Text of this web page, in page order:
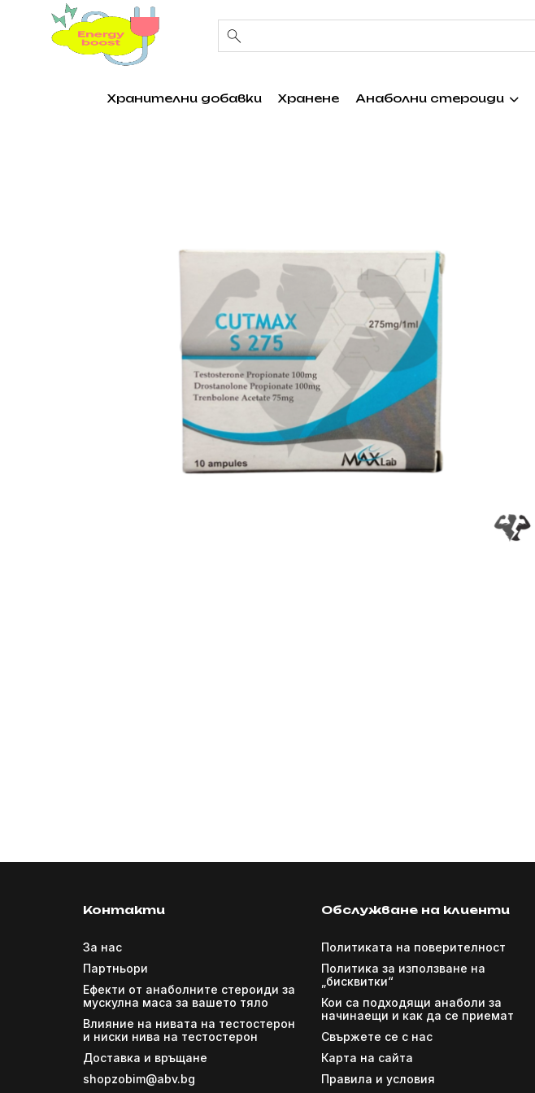
Хранителни добавки Хранене Анаболни стероиди
Контакти
За нас
Партньори
Ефекти от анаболните стероиди за
мускулна маса за вашето тяло
Влияние на нивата на тестостерон
и ниски нива на тестостерон
Доставка и връщане
shopzobim@abv.bg
Обслужване на клиенти
Политиката на поверителност
Политика за използване на
„бисквитки“
Кои са подходящи анаболи за
начинаещи и как да се приемат
Свържете се с нас
Карта на сайта
Правила и условия